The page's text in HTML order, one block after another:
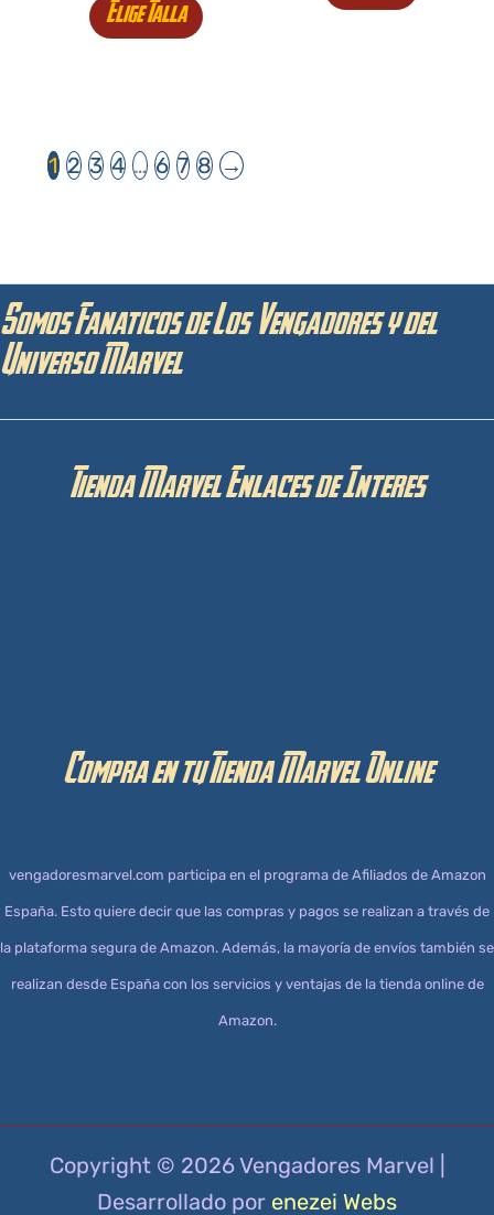
Elige Talla
1 2 3 4 … 6 7 8 →
Somos Fanaticos de Los Vengadores y del
Universo Marvel
Tienda Marvel Enlaces de Interes
Compra en tu Tienda Marvel Online
vengadoresmarvel.com participa en el programa de Afiliados de Amazon
España. Esto quiere decir que las compras y pagos se realizan a través de
la plataforma segura de Amazon. Además, la mayoría de envíos también se
realizan desde España con los servicios y ventajas de la tienda online de
Amazon.
Copyright © 2026 Vengadores Marvel |
Desarrollado por enezei Webs